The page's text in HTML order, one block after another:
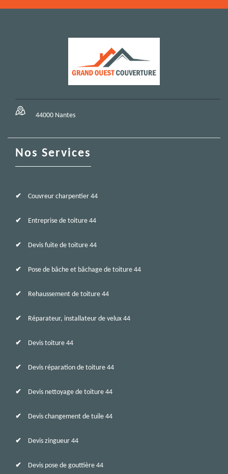
44000 Nantes
Nos Services
Couvreur charpentier 44
Entreprise de toiture 44
Devis fuite de toiture 44
Pose de bâche et bâchage de toiture 44
Rehaussement de toiture 44
Réparateur, installateur de velux 44
Devis toiture 44
Devis réparation de toiture 44
Devis nettoyage de toiture 44
Devis changement de tuile 44
Devis zingueur 44
Devis pose de gouttière 44